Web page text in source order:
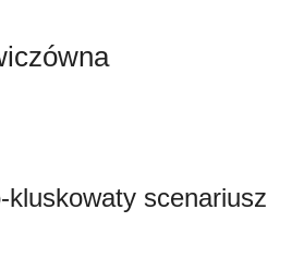
kluskowaty scenariusz